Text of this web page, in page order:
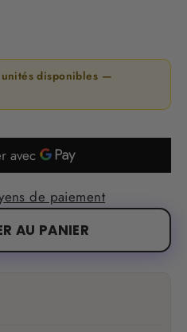
disponibles —
AU PANIER
de paiement